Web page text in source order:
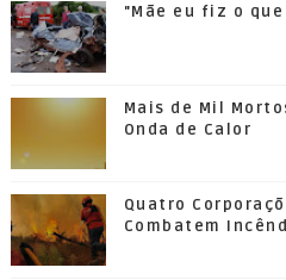
"Mãe eu fiz o
Mais de Mil
Onda de Calor
Quatro
Combatem